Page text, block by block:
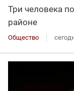
Три человека
районе
Общество